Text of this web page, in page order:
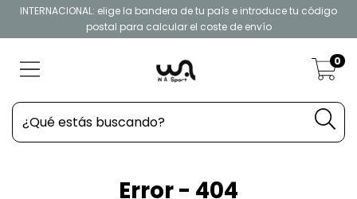
INTERNACIONAL: elige la bandera de tu país e introduce tu código
postal para calcular el coste de envío
0
Error - 404